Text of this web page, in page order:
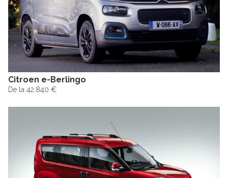
Citroen e-Berlingo
De la 42.840 €